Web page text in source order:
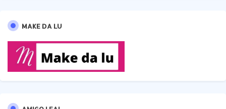
MAKE DA LU